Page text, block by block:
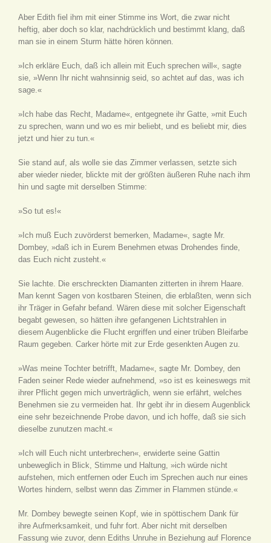
Aber Edith fiel ihm mit einer Stimme ins Wort, die zwar nicht
heftig, aber doch so klar, nachdrücklich und bestimmt klang, daß
man sie in einem Sturm hätte hören können.
»Ich erkläre Euch, daß ich allein mit Euch sprechen will«, sagte
sie, »Wenn Ihr nicht wahnsinnig seid, so achtet auf das, was ich
sage.«
»Ich habe das Recht, Madame«, entgegnete ihr Gatte, »mit Euch
zu sprechen, wann und wo es mir beliebt, und es beliebt mir, dies
jetzt und hier zu tun.«
Sie stand auf, als wolle sie das Zimmer verlassen, setzte sich
aber wieder nieder, blickte mit der größten äußeren Ruhe nach ihm
hin und sagte mit derselben Stimme:
»So tut es!«
»Ich muß Euch zuvörderst bemerken, Madame«, sagte Mr.
Dombey, »daß ich in Eurem Benehmen etwas Drohendes finde,
das Euch nicht zusteht.«
Sie lachte. Die erschreckten Diamanten zitterten in ihrem Haare.
Man kennt Sagen von kostbaren Steinen, die erblaßten, wenn sich
ihr Träger in Gefahr befand. Wären diese mit solcher Eigenschaft
begabt gewesen, so hätten ihre gefangenen Lichtstrahlen in
diesem Augenblicke die Flucht ergriffen und einer trüben Bleifarbe
Raum gegeben. Carker hörte mit zur Erde gesenkten Augen zu.
»Was meine Tochter betrifft, Madame«, sagte Mr. Dombey, den
Faden seiner Rede wieder aufnehmend, »so ist es keineswegs mit
ihrer Pflicht gegen mich unverträglich, wenn sie erfährt, welches
Benehmen sie zu vermeiden hat. Ihr gebt ihr in diesem Augenblick
eine sehr bezeichnende Probe davon, und ich hoffe, daß sie sich
dieselbe zunutzen macht.«
»Ich will Euch nicht unterbrechen«, erwiderte seine Gattin
unbeweglich in Blick, Stimme und Haltung, »ich würde nicht
aufstehen, mich entfernen oder Euch im Sprechen auch nur eines
Wortes hindern, selbst wenn das Zimmer in Flammen stünde.«
Mr. Dombey bewegte seinen Kopf, wie in spöttischem Dank für
ihre Aufmerksamkeit, und fuhr fort. Aber nicht mit derselben
Fassung wie zuvor, denn Ediths Unruhe in Beziehung auf Florence